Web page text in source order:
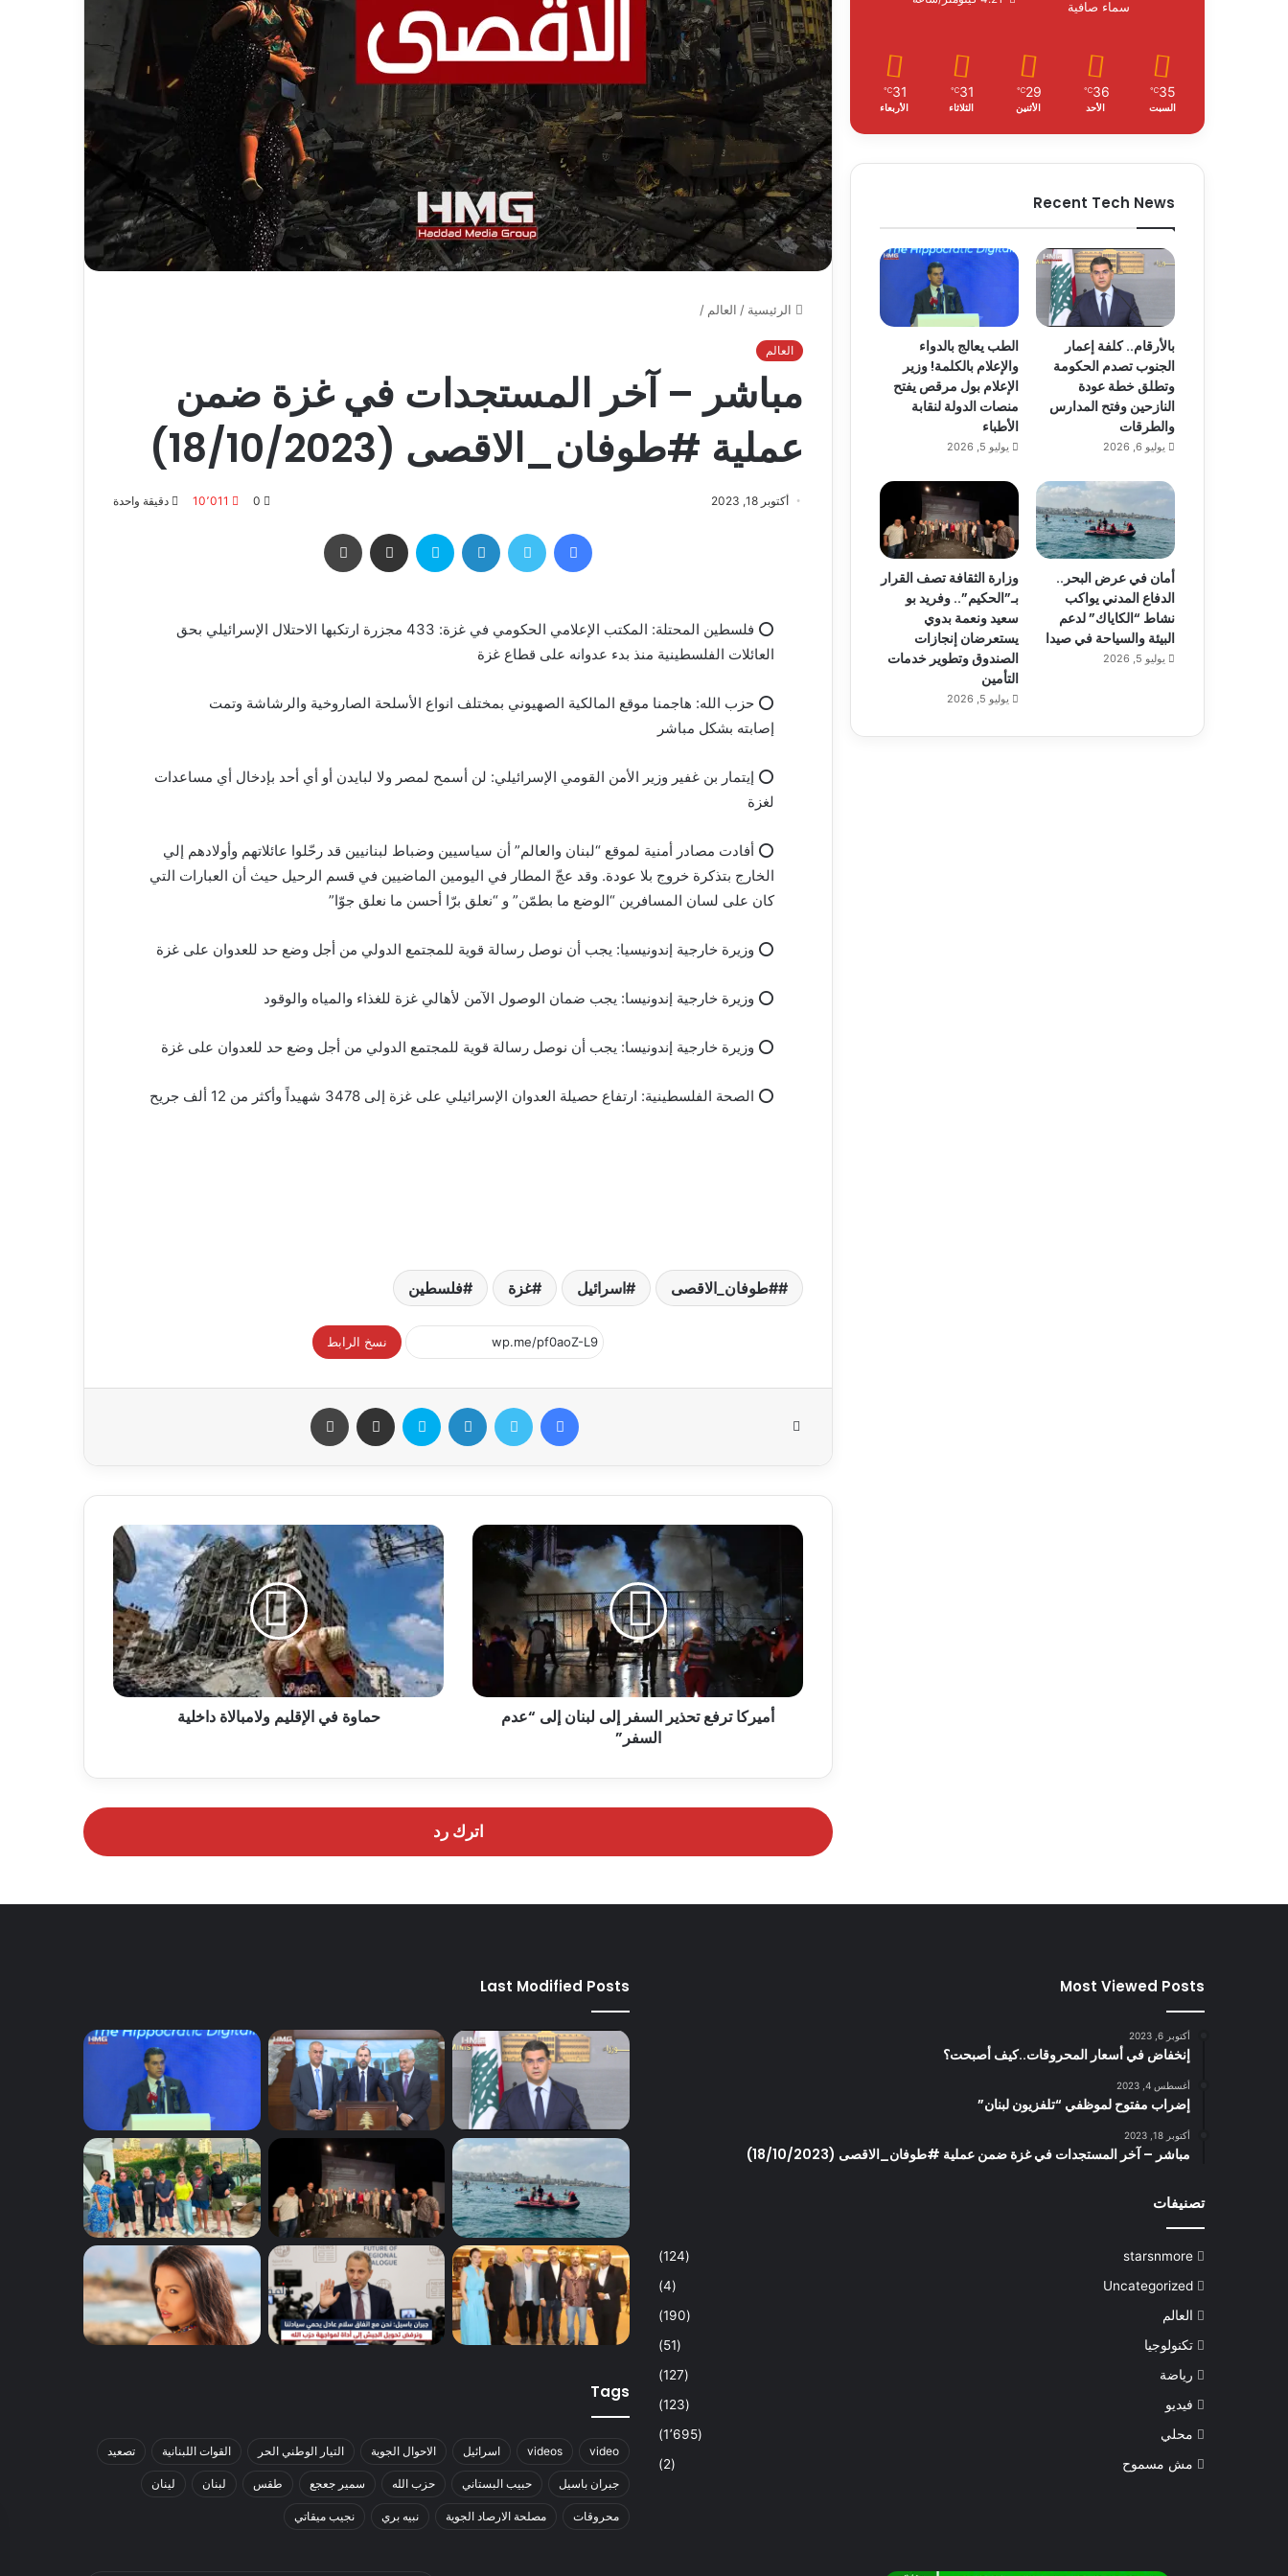
الرئيسية / العالم /
العالم
مباشر – آخر المستجدات في غزة ضمن
عملية #طوفان_الاقصى (18/10/2023)
أكتوبر 18, 2023 0 10٬011 دقيقة واحدة
⭕ فلسطين المحتلة: المكتب الإعلامي الحكومي في غزة: 433 مجزرة ارتكبها الاحتلال الإسرائيلي بحق
العائلات الفلسطينية منذ بدء عدوانه على قطاع غزة
⭕ حزب الله: هاجمنا موقع المالكية الصهيوني بمختلف انواع الأسلحة الصاروخية والرشاشة وتمت
إصابته بشكل مباشر
⭕ إيتمار بن غفير وزير الأمن القومي الإسرائيلي: لن أسمح لمصر ولا لبايدن أو أي أحد بإدخال أي مساعدات
لغزة
⭕ أفادت مصادر أمنية لموقع “لبنان والعالم” أن سياسيين وضباط لبنانيين قد رحّلوا عائلاتهم وأولادهم إلي
الخارج بتذكرة خروج بلا عودة. وقد عجّ المطار في اليومين الماضيين في قسم الرحيل حيث أن العبارات التي
كان على لسان المسافرين “الوضع ما بطمّن” و “نعلق برّا أحسن ما نعلق جوّا”
⭕ وزيرة خارجية إندونيسيا: يجب أن نوصل رسالة قوية للمجتمع الدولي من أجل وضع حد للعدوان على غزة
⭕ وزيرة خارجية إندونيسا: يجب ضمان الوصول الآمن لأهالي غزة للغذاء والمياه والوقود
⭕ وزيرة خارجية إندونيسا: يجب أن نوصل رسالة قوية للمجتمع الدولي من أجل وضع حد للعدوان على غزة
⭕ الصحة الفلسطينية: ارتفاع حصيلة العدوان الإسرائيلي على غزة إلى 3478 شهيداً وأكثر من 12 ألف جريح
#طوفان_الاقصى اسرائيل غزة فلسطين
نسخ الرابط
أميركا ترفع تحذير السفر إلى لبنان إلى “عدم
السفر”
حماوة في الإقليم ولامبالاة داخلية
اترك رد
سماء صافية
35
℃
السبت
36
℃
الأحد
29
℃
الأثنين
31
℃
الثلاثاء
31
℃
الأربعاء
Recent Tech News
بالأرقام.. كلفة إعمار
الجنوب تصدم الحكومة
وتطلق خطة عودة
النازحين وفتح المدارس
والطرقات
يوليو 6, 2026
الطب يعالج بالدواء
والإعلام بالكلمة! وزير
الإعلام بول مرقص يفتح
منصات الدولة لنقابة
الأطباء
يوليو 5, 2026
أمان في عرض البحر..
الدفاع المدني يواكب
نشاط “الكاياك” لدعم
البيئة والسياحة في صيدا
يوليو 5, 2026
وزارة الثقافة تصف القرار
بـ”الحكيم”.. وفريد بو
سعيد ونعمة بدوي
يستعرضان إنجازات
الصندوق وتطوير خدمات
التأمين
يوليو 5, 2026
Most Viewed Posts
أكتوبر 6, 2023
إنخفاض في أسعار المحروقات..كيف أصبحت؟
أغسطس 4, 2023
إضراب مفتوح لموظفي “تلفزيون لبنان”
أكتوبر 18, 2023
مباشر – آخر المستجدات في غزة ضمن عملية #طوفان_الاقصى (18/10/2023)
تصنيفات
starsnmore
(124)
Uncategorized
(4)
العالم
(190)
تكنولوجيا
(51)
رياضة
(127)
فيديو
(123)
محلي
(1٬695)
مش مسموح
(2)
Last Modified Posts
Tags
video
videos اسرائيل الاحوال الجوية التيار الوطني الحر القوات اللبنانية تصعيد
جبران باسيل حبيب البستاني حزب الله سمير جعجع طقس لبنان لينان
محروقات مصلحة الارصاد الجوية نبيه بري نجيب ميقاتي